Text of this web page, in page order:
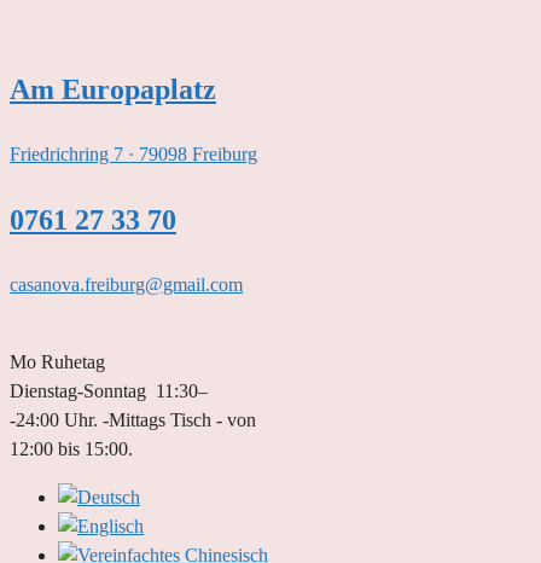
springen
Am Europaplatz
Friedrichring 7 · 79098 Freiburg
0761 27 33 70
casanova.freiburg@gmail.com
Mo Ruhetag
Dienstag-Sonntag 11:30–
-24:00 Uhr. -Mittags Tisch - von
12:00 bis 15:00.